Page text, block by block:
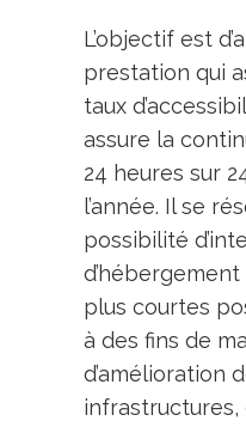
L’objectif est
prestation qui
taux
assure la
24 heures sur
l’année. Il se
possibilité
plus courtes
à des fins de
d’amélioration